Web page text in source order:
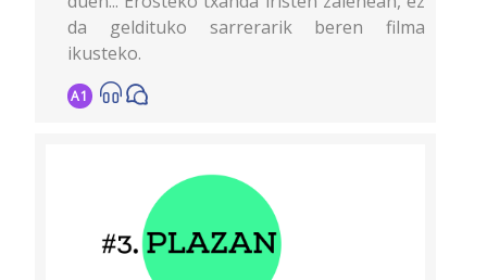
da geldituko sarrerarik beren filma
ikusteko.
A1